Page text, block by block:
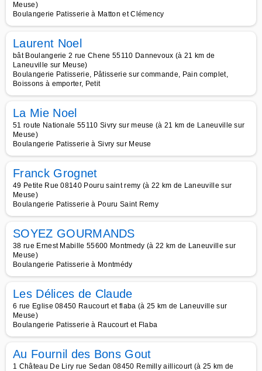
Meuse)
Boulangerie Patisserie à Matton et Clémency
Laurent Noel
bât Boulangerie 2 rue Chene 55110 Dannevoux (à 21 km de
Laneuville sur Meuse)
Boulangerie Patisserie, Pâtisserie sur commande, Pain complet,
Boissons à emporter, Petit
La Mie Noel
51 route Nationale 55110 Sivry sur meuse (à 21 km de Laneuville sur
Meuse)
Boulangerie Patisserie à Sivry sur Meuse
Franck Grognet
49 Petite Rue 08140 Pouru saint remy (à 22 km de Laneuville sur
Meuse)
Boulangerie Patisserie à Pouru Saint Remy
SOYEZ GOURMANDS
38 rue Ernest Mabille 55600 Montmedy (à 22 km de Laneuville sur
Meuse)
Boulangerie Patisserie à Montmédy
Les Délices de Claude
6 rue Eglise 08450 Raucourt et flaba (à 25 km de Laneuville sur
Meuse)
Boulangerie Patisserie à Raucourt et Flaba
Au Fournil des Bons Gout
1 Château De Liry rue Sedan 08450 Remilly aillicourt (à 25 km de